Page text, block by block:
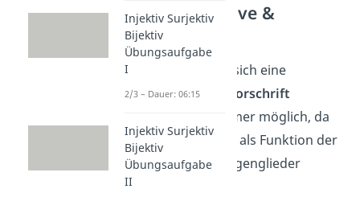
Bildung rekursive &
explizite Folge
Für
lässt sich eine
rekursiveBildungsvorschrift
angeben. Das ist immer möglich, da
du jedes Folgenglied als Funktion der
vorhergehenden Folgenglieder
darstellen kannst.
Injektiv Surjektiv
Bijektiv
Übungsaufgabe
I
2/3 – Dauer: 06:15
Injektiv Surjektiv
Bijektiv
Übungsaufgabe
II